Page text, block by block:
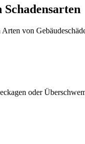
Schadensarten
von
oder